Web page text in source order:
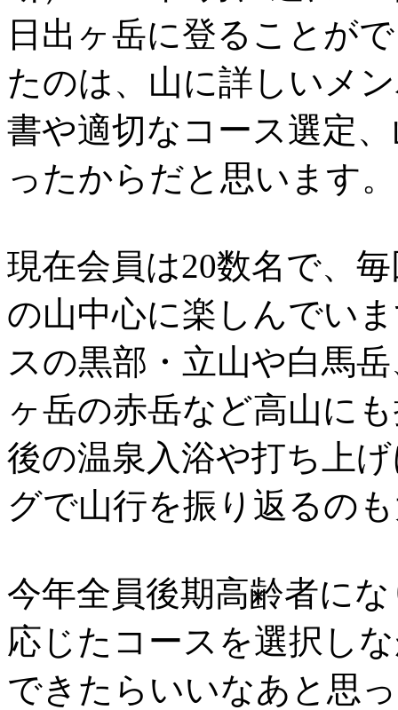
日出ヶ岳に登ることが
たのは、山に詳しいメ
書や適切なコース選定
ったからだと思います。
現在会員は20数名で、
の山中心に楽しんでい
スの黒部・立山や白馬
ヶ岳の赤岳など高山に
後の温泉入浴や打ち上
グで山行を振り返るの
今年全員後期高齢者に
応じたコースを選択し
できたらいいなあと思